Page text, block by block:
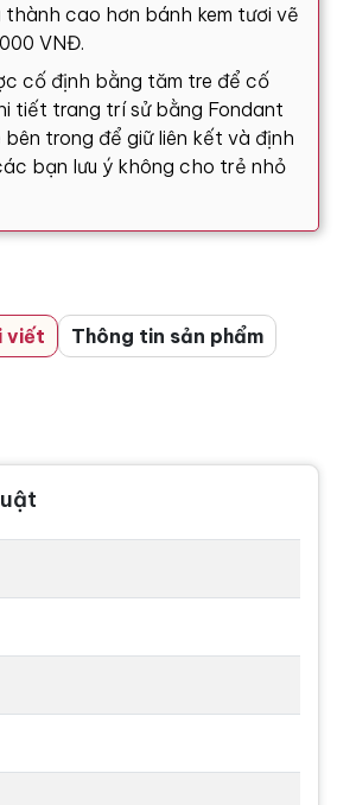
cao hơn bánh kem tươi vẽ
VNĐ.
cố định bằng tăm tre để cố
tiết trang trí sử bằng Fondant
trong để giữ liên kết và định
bạn lưu ý không cho trẻ nhỏ
viết Thông tin sản phẩm